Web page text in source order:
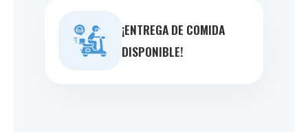
¡ENTREGA DE COMIDA
DISPONIBLE!